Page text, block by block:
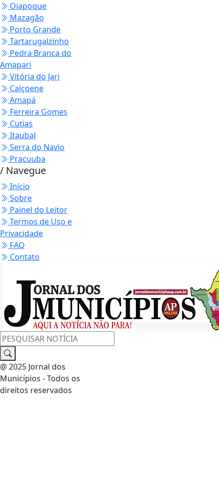
Oiapoque
Mazagão
Porto Grande
Tartarugalzinho
Pedra Branca do
Amapari
Vitória do Jari
Calçoene
Amapá
Ferreira Gomes
Cutias
Itaubal
Serra do Navio
Pracuuba
/ Navegue
Início
Sobre
Painel do Leitor
Termos de Uso e
Privacidade
FAQ
Contato
@ 2025 Jornal dos
Municípios - Todos os
direitos reservados